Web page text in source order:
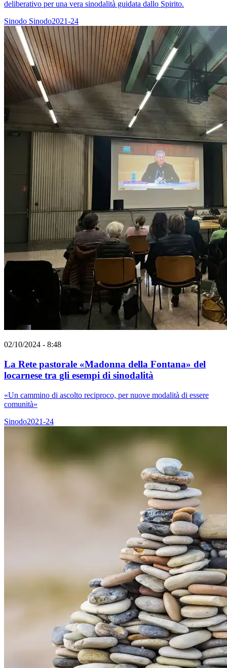
deliberativo per una vera sinodalità guidata dallo Spirito.
Sinodo Sinodo2021-24
02/10/2024 - 8:48
La Rete pastorale «Madonna della Fontana» del
locarnese tra gli esempi di sinodalità
«Un cammino di ascolto reciproco, per nuove modalità di essere
comunità»
Sinodo2021-24